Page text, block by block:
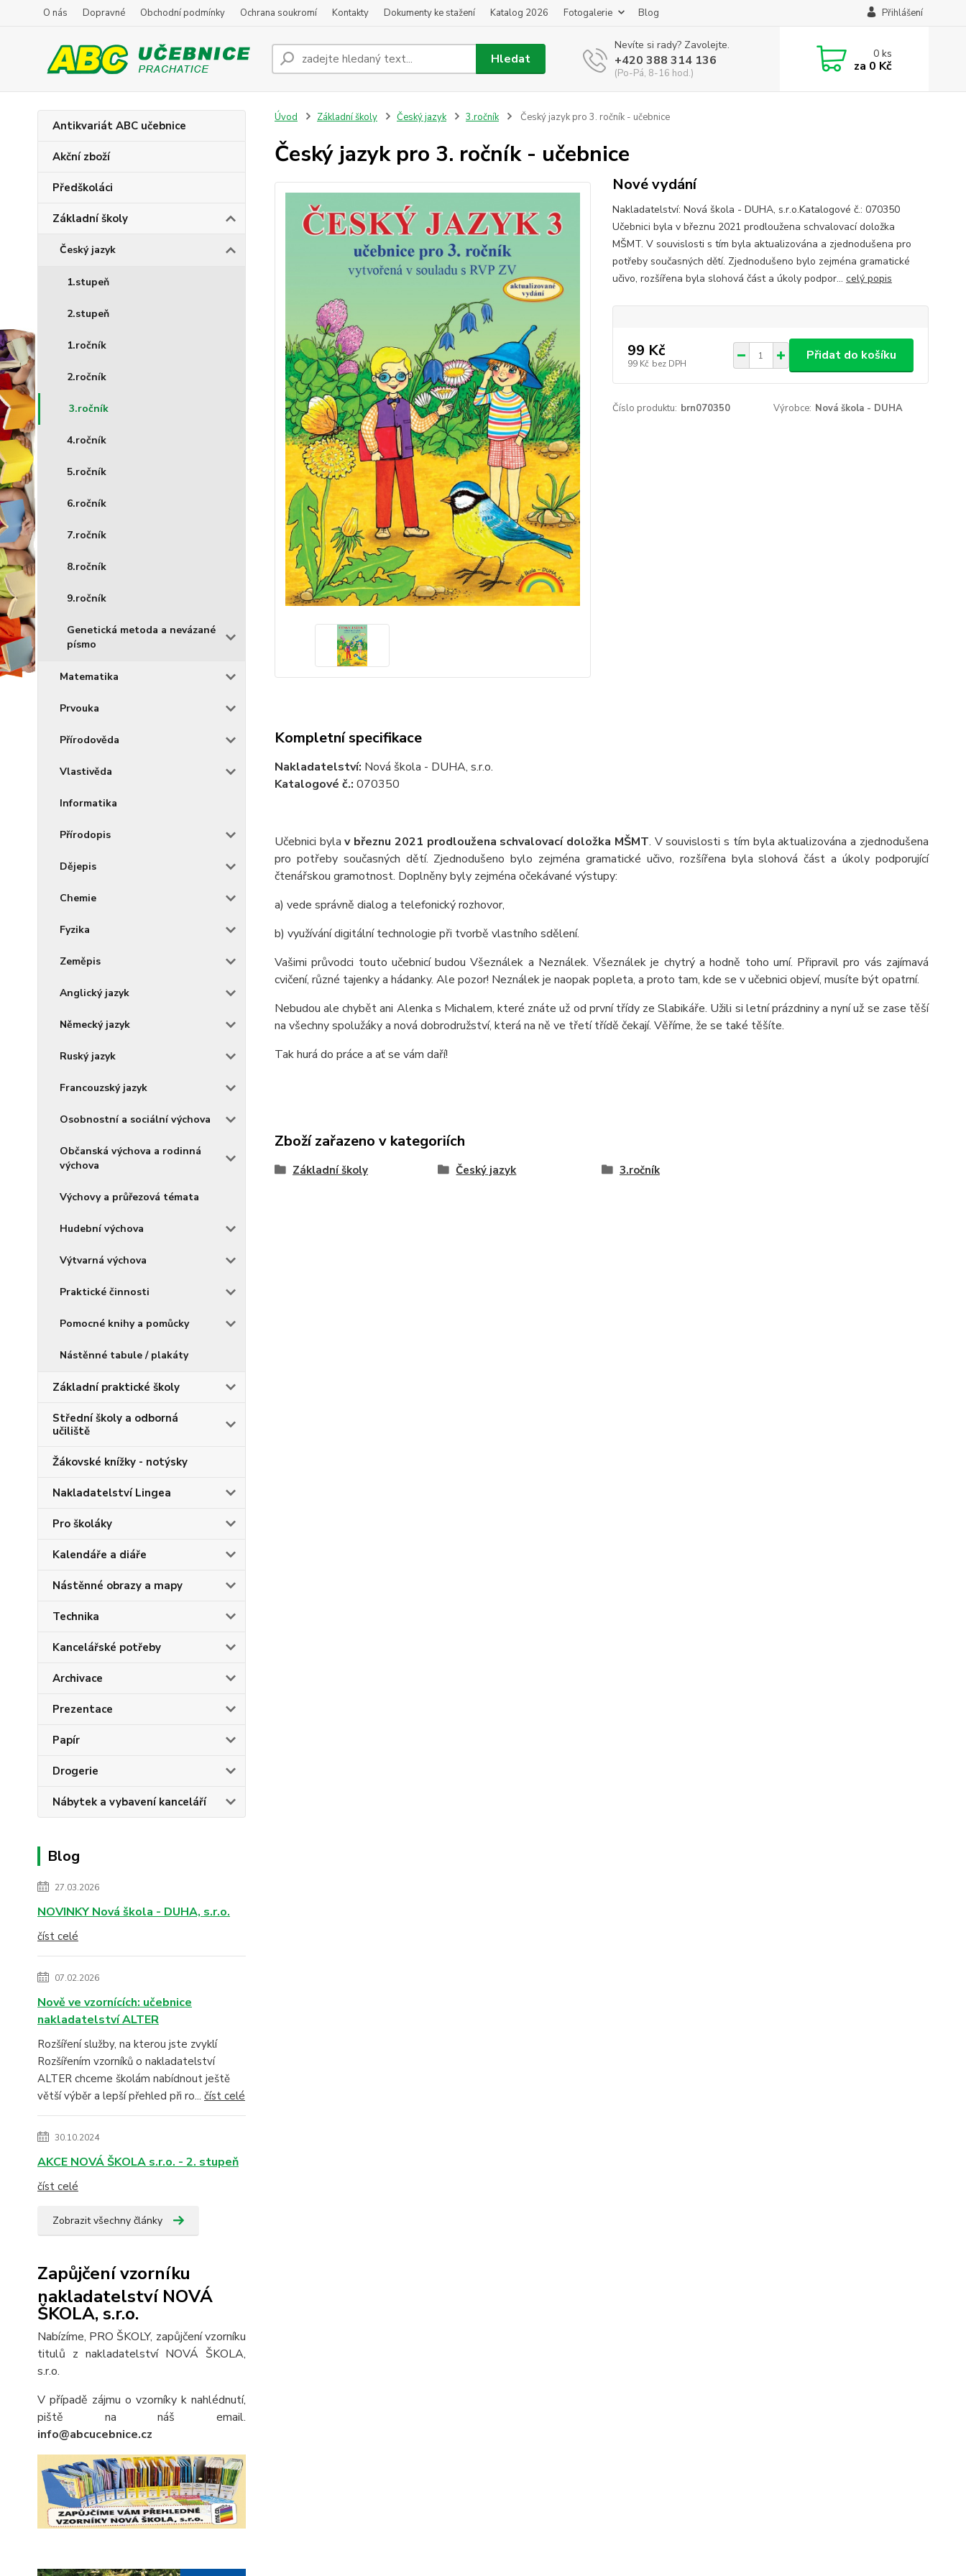
O nás Dopravné Obchodní podmínky Ochrana soukromí Kontakty Dokumenty ke stažení Katalog 2026 Fotogalerie Blog Přihlášení
Hledat
Nevíte si rady? Zavolejte.
+420 388 314 136
(Po-Pá, 8-16 hod.)
0ks
za 0 Kč
Antikvariát ABC učebnice
Akční zboží
Předškoláci
Základní školy
Český jazyk
1.stupeň
2.stupeň
1.ročník
2.ročník
3.ročník
4.ročník
5.ročník
6.ročník
7.ročník
8.ročník
9.ročník
Genetická metoda a nevázané
písmo
Matematika
Prvouka
Přírodověda
Vlastivěda
Informatika
Přírodopis
Dějepis
Chemie
Fyzika
Zeměpis
Anglický jazyk
Německý jazyk
Ruský jazyk
Francouzský jazyk
Osobnostní a sociální výchova
Občanská výchova a rodinná
výchova
Výchovy a průřezová témata
Hudební výchova
Výtvarná výchova
Praktické činnosti
Pomocné knihy a pomůcky
Nástěnné tabule / plakáty
Základní praktické školy
Střední školy a odborná
učiliště
Žákovské knížky - notýsky
Nakladatelství Lingea
Pro školáky
Kalendáře a diáře
Nástěnné obrazy a mapy
Technika
Kancelářské potřeby
Archivace
Prezentace
Papír
Drogerie
Nábytek a vybavení kanceláří
Blog
27.03.2026
NOVINKY Nová škola - DUHA, s.r.o.
číst celé
07.02.2026
Nově ve vzornících: učebnice
nakladatelství ALTER
Rozšíření služby, na kterou jste zvyklí
Rozšířením vzorníků o nakladatelství
ALTER chceme školám nabídnout ještě
větší výběr a lepší přehled při ro... číst celé
30.10.2024
AKCE NOVÁ ŠKOLA s.r.o. - 2. stupeň
číst celé
Zobrazit všechny články
Zapůjčení vzorníku
nakladatelství NOVÁ
ŠKOLA, s.r.o.
Nabízíme, PRO ŠKOLY, zapůjčení vzorníku
titulů z nakladatelství NOVÁ ŠKOLA,
s.r.o.
V případě zájmu o vzorníky k nahlédnutí,
piště na náš email.
info@abcucebnice.cz
Úvod Základní školy Český jazyk 3.ročník Český jazyk pro 3. ročník - učebnice
Český jazyk pro 3. ročník - učebnice
Nové vydání
Nakladatelství: Nová škola - DUHA, s.r.o.Katalogové č.: 070350
Učebnici byla v březnu 2021 prodloužena schvalovací doložka
MŠMT. V souvislosti s tím byla aktualizována a zjednodušena pro
potřeby současných dětí. Zjednodušeno bylo zejména gramatické
učivo, rozšířena byla slohová část a úkoly podpor... celý popis
99 Kč
99 Kč bez DPH
Přidat do košíku
Číslo produktu: brn070350 Výrobce: Nová škola - DUHA
Kompletní specifikace
Nakladatelství: Nová škola - DUHA, s.r.o.
Katalogové č.: 070350
Učebnici byla v březnu 2021 prodloužena schvalovací doložka MŠMT. V souvislosti s tím byla aktualizována a zjednodušena
pro potřeby současných dětí. Zjednodušeno bylo zejména gramatické učivo, rozšířena byla slohová část a úkoly podporující
čtenářskou gramotnost. Doplněny byly zejména očekávané výstupy:
a) vede správně dialog a telefonický rozhovor,
b) využívání digitální technologie při tvorbě vlastního sdělení.
Vašimi průvodci touto učebnicí budou Všeználek a Neználek. Všeználek je chytrý a hodně toho umí. Připravil pro vás zajímavá
cvičení, různé tajenky a hádanky. Ale pozor! Neználek je naopak popleta, a proto tam, kde se v učebnici objeví, musíte být opatrní.
Nebudou ale chybět ani Alenka s Michalem, které znáte už od první třídy ze Slabikáře. Užili si letní prázdniny a nyní už se zase těší
na všechny spolužáky a nová dobrodružství, která na ně ve třetí třídě čekají. Věříme, že se také těšíte.
Tak hurá do práce a ať se vám daří!
Zboží zařazeno v kategoriích
Základní školy Český jazyk 3.ročník